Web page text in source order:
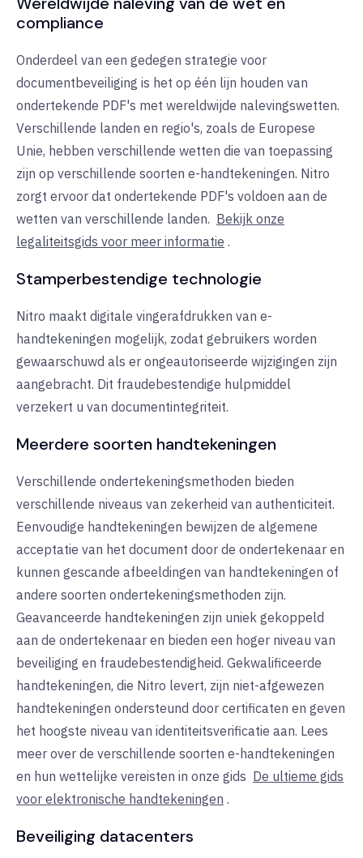
compliance
Onderdeel van een gedegen strategie voor
documentbeveiliging is het op één lijn houden van
ondertekende PDF's met wereldwijde nalevingswetten.
Verschillende landen en regio's, zoals de Europese
Unie, hebben verschillende wetten die van toepassing
zijn op verschillende soorten e-handtekeningen. Nitro
zorgt ervoor dat ondertekende PDF's voldoen aan de
wetten van verschillende landen. Bekijk onze
legaliteitsgids voor meer informatie .
Stamperbestendige technologie
Nitro maakt digitale vingerafdrukken van e-
handtekeningen mogelijk, zodat gebruikers worden
gewaarschuwd als er ongeautoriseerde wijzigingen zijn
aangebracht. Dit fraudebestendige hulpmiddel
verzekert u van documentintegriteit.
Meerdere soorten handtekeningen
Verschillende ondertekeningsmethoden bieden
verschillende niveaus van zekerheid van authenticiteit.
Eenvoudige handtekeningen bewijzen de algemene
acceptatie van het document door de ondertekenaar en
kunnen gescande afbeeldingen van handtekeningen of
andere soorten ondertekeningsmethoden zijn.
Geavanceerde handtekeningen zijn uniek gekoppeld
aan de ondertekenaar en bieden een hoger niveau van
beveiliging en fraudebestendigheid. Gekwalificeerde
handtekeningen, die Nitro levert, zijn niet-afgewezen
handtekeningen ondersteund door certificaten en geven
het hoogste niveau van identiteitsverificatie aan. Lees
meer over de verschillende soorten e-handtekeningen
en hun wettelijke vereisten in onze gids De ultieme gids
voor elektronische handtekeningen .
Beveiliging datacenters